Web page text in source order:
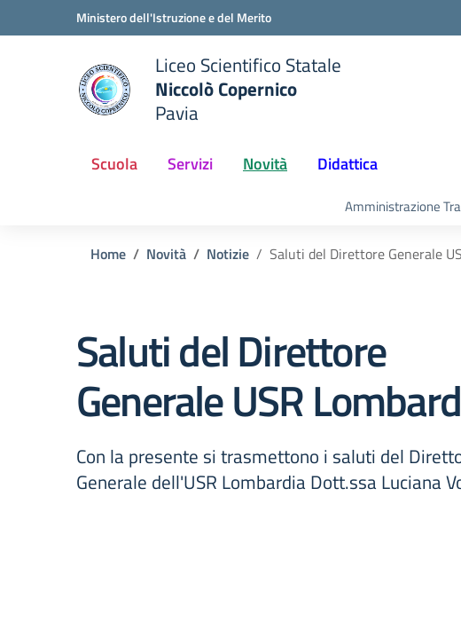
Vai ai contenuti
Vai al menu di navigazioneMinistero dell'Istruzione e del Merito
scuola
Liceo Scientifico Statale
Niccolò Copernico
Pavia
Scuola Servizi Novità Didattica
Amministrazione
Home Novità Notizie Saluti del Direttore Generale
Saluti del Direttore
Generale USR
Con la presente si trasmettono i saluti del
Generale dell'USR Lombardia Dott.ssa Luciana